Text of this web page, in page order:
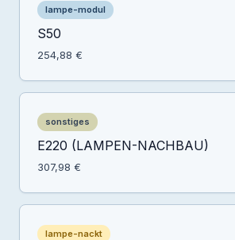
lampe-modul
S50
254,88 €
sonstiges
E220 (LAMPEN-NACHBAU)
307,98 €
lampe-nackt